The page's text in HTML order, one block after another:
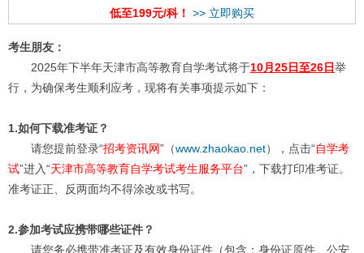
低至199元/科！ >> 立即购买
考生朋友：
2025年下半年天津市高等教育自学考试将于10月25日至26日 举
行，为确保考生顺利应考，现将有关事项提示如下：
1.如何下载准考证？
请您提前登录“招考资讯网”（www.zhaokao.net），点击“ 自学考
试”进入“天津市高等教育自学考试考生服务平台”，下载打印准考证。
准考证正、反两面均不得涂改或书写。
2.参加考试应携带哪些证件？
请您务必携带准考证及有效身份证件（包含：身份证原件、公安